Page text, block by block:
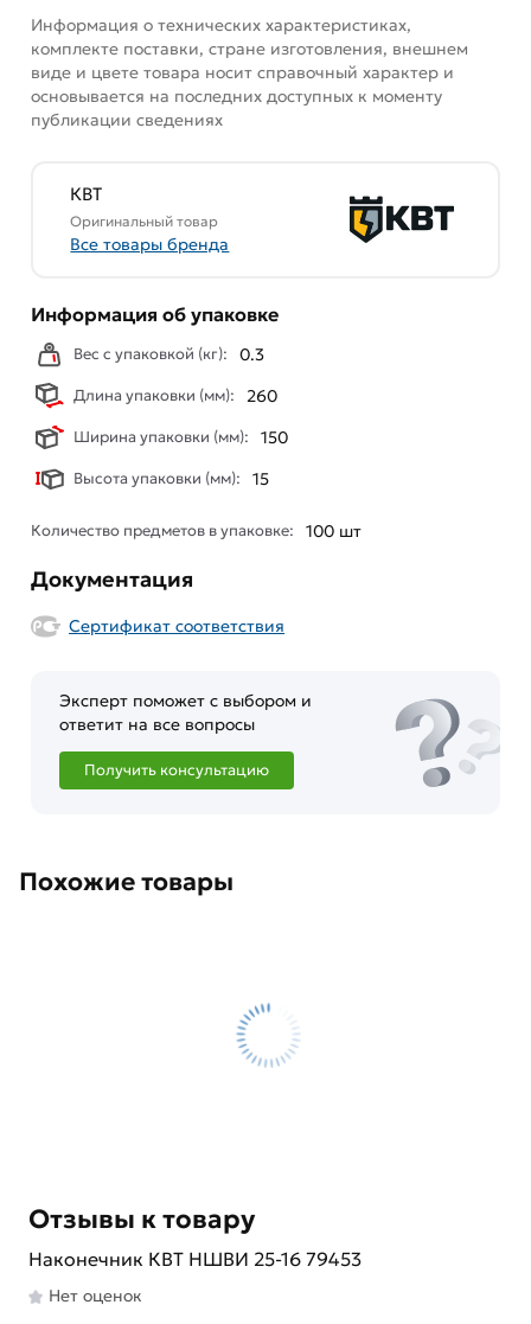
Информация о технических характеристиках,
комплекте поставки, стране изготовления, внешнем
виде и цвете товара носит справочный характер и
основывается на последних доступных к моменту
публикации сведениях
КВТ
Оригинальный товар
Все товары бренда
Информация об упаковке
Вес с упаковкой (кг): 0.3
Длина упаковки (мм): 260
Ширина упаковки (мм): 150
Высота упаковки (мм): 15
Количество предметов в упаковке: 100 шт
Документация
Сертификат соответствия
Эксперт поможет с выбором и
ответит на все вопросы
Получить консультацию
Похожие товары
Отзывы к товару
Наконечник КВТ НШВИ 25-16 79453
Нет оценок